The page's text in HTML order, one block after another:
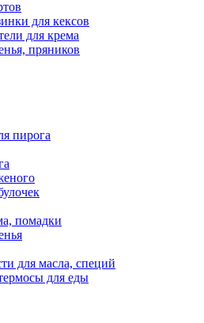
для кексов
для крема
пряников
пирога
помадки
для масла, специй
для еды